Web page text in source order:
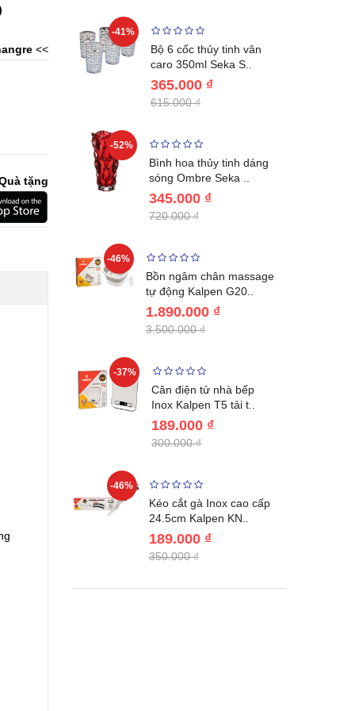
<<
tặng
vùng cổ,
Nhật..
-41%
Bộ 6 cốc thủy tinh vân
caro 350ml Seka S..
365.000 ₫
615.000 ₫
-52%
Bình hoa thủy tinh dáng
sóng Ombre Seka ..
345.000 ₫
720.000 ₫
-46%
Bồn ngâm chân massage
tự động Kalpen G20..
1.890.000 ₫
3.500.000 ₫
-37%
Cân điện tử nhà bếp
Inox Kalpen T5 tải t..
189.000 ₫
300.000 ₫
-46%
Kéo cắt gà Inox cao cấp
24.5cm Kalpen KN..
189.000 ₫
350.000 ₫